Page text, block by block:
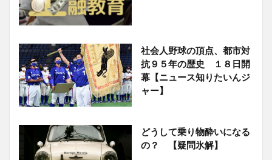
社会人野球の頂点、都市対
抗９５年の歴史 １８日開
幕【ニュース知りたいんジ
ャー】
どうして乗り物酔いになる
の？ 【疑問氷解】